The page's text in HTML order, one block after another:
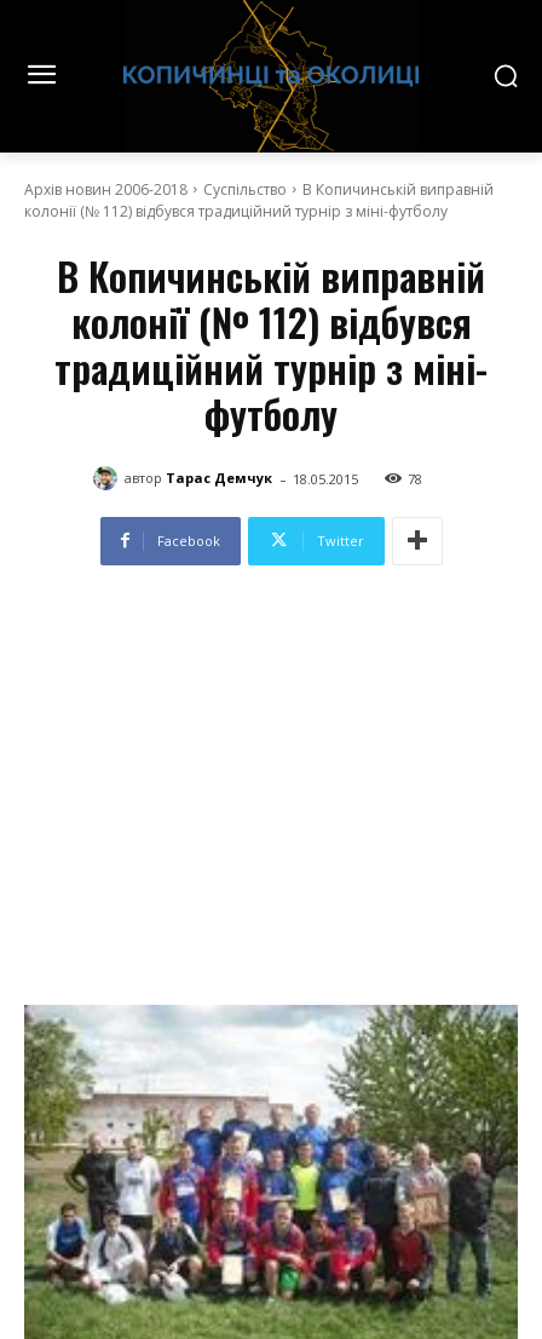
Архів новин 2006-2018 Суспільство
В Копичинській виправній
колонії (№ 112) відбувся традиційний турнір з міні-футболу
В Копичинській виправній
колонії (№ 112) відбувся
традиційний турнір з міні-
футболу
автор Тарас Демчук - 18.05.2015 78
Facebook Twitter